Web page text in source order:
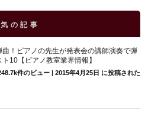
の記事
曲！ピアノの先生が発表会の講師演奏で弾
10【ピアノ教室業界情報】
件のビュー| 2015年4月25日 に投稿された